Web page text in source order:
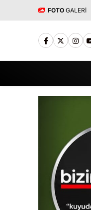
FOTO GALERİ